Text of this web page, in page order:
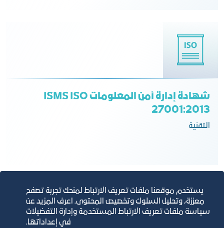
شهادة إدارة أمن المعلومات ISMS ISO
27001:2013
التقنية
يستخدم موقعنا ملفات تعريف الارتباط لمنحك تجربة تصفح
معززة، وتحليل السلوك وتخصيص المحتوى. اعرف المزيد عن
سياسة ملفات تعريف الارتباط المستخدمة وإدارة التفضيلات
في إعداداتها.